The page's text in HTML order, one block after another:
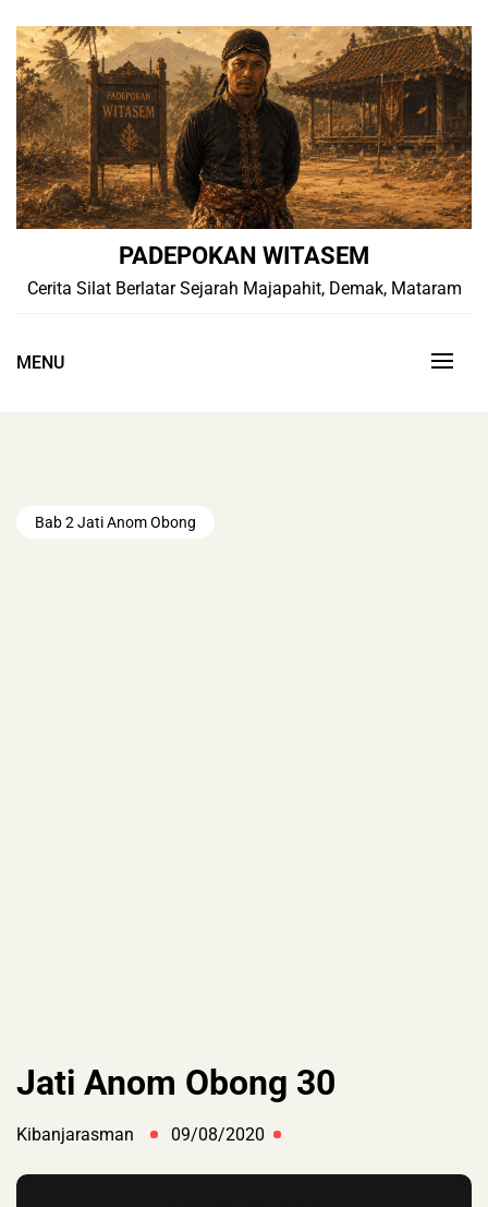
content
PADEPOKAN WITASEM
Cerita Silat Berlatar Sejarah Majapahit, Demak, Mataram
MENU
Bab 2 Jati Anom Obong
Jati Anom Obong 30
Kibanjarasman 09/08/2020